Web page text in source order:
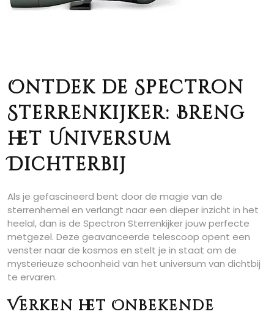
Ontdek de Spectron
Sterrenkijker: Breng
het Universum
Dichterbij
Als je gefascineerd bent door de magie van de
sterrenhemel en verlangt naar een dieper inzicht in het
heelal, dan is de Spectron Sterrenkijker jouw perfecte
metgezel. Deze geavanceerde telescoop opent een
venster naar de kosmos en stelt je in staat om de
mysterieuze schoonheid van het universum van dichtbij
te ervaren.
Verken het Onbekende